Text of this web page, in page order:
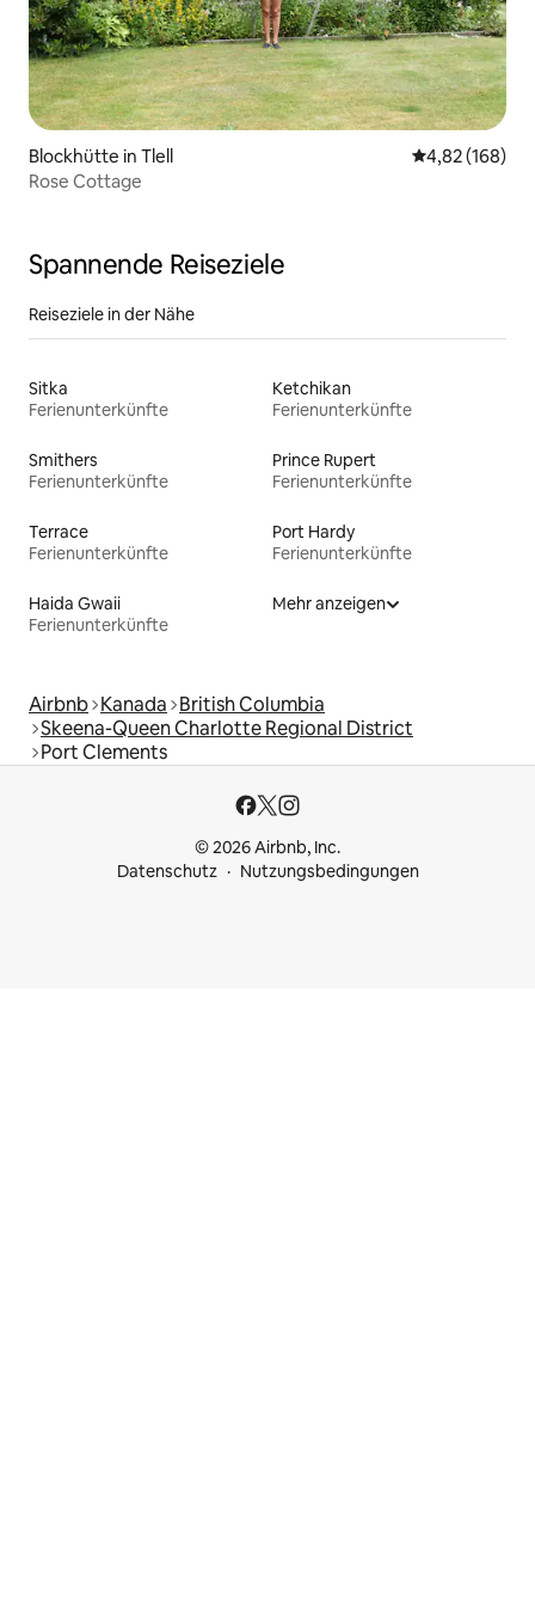
Blockhütte in Tlell
4,82 (168)
Rose Cottage
Spannende Reiseziele
Reiseziele in der Nähe
Sitka
Ferienunterkünfte
Ketchikan
Ferienunterkünfte
Smithers
Ferienunterkünfte
Prince Rupert
Ferienunterkünfte
Terrace
Ferienunterkünfte
Port Hardy
Ferienunterkünfte
Haida Gwaii
Ferienunterkünfte
Mehr anzeigen
Airbnb Kanada British Columbia
Skeena-Queen Charlotte Regional District
Port Clements
© 2026 Airbnb, Inc.
Datenschutz
Nutzungsbedingungen